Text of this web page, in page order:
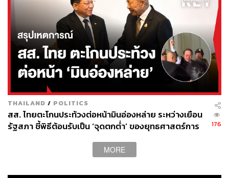
THAILAND / POLITICS
สส. ไทยตะโกนประท้วงต่อหน้ามินอ่องหล่าย ระหว่างเยือน
รัฐสภา ชี้พิธีต้อนรับเป็น ‘จุดตกต่ำ’ ของยุทธศาสตร์การ
176
MORE